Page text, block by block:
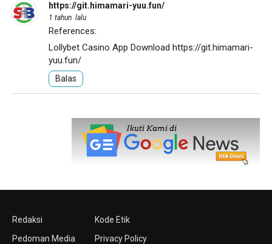
https://git.himamari-yuu.fun/
1 tahun lalu
References:
Lollybet Casino App Download https://git.himamari-
yuu.fun/
Balas
Redaksi
Pedoman Media
Kode Etik
Privacy Policy